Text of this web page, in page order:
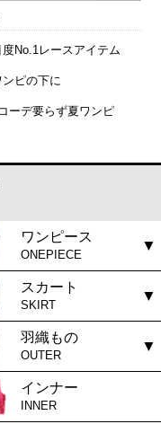
度No.1レースアイテム
ンピの下に
コーデ要らず夏ワンピ
ワンピース
ONEPIECE
スカート
SKIRT
羽織もの
OUTER
インナー
INNER